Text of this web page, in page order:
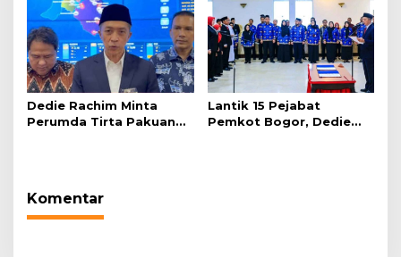
Dedie Rachim Minta
Perumda Tirta Pakuan
Lantik 15 Pejabat
Pemkot Bogor, Dedie
Komentar